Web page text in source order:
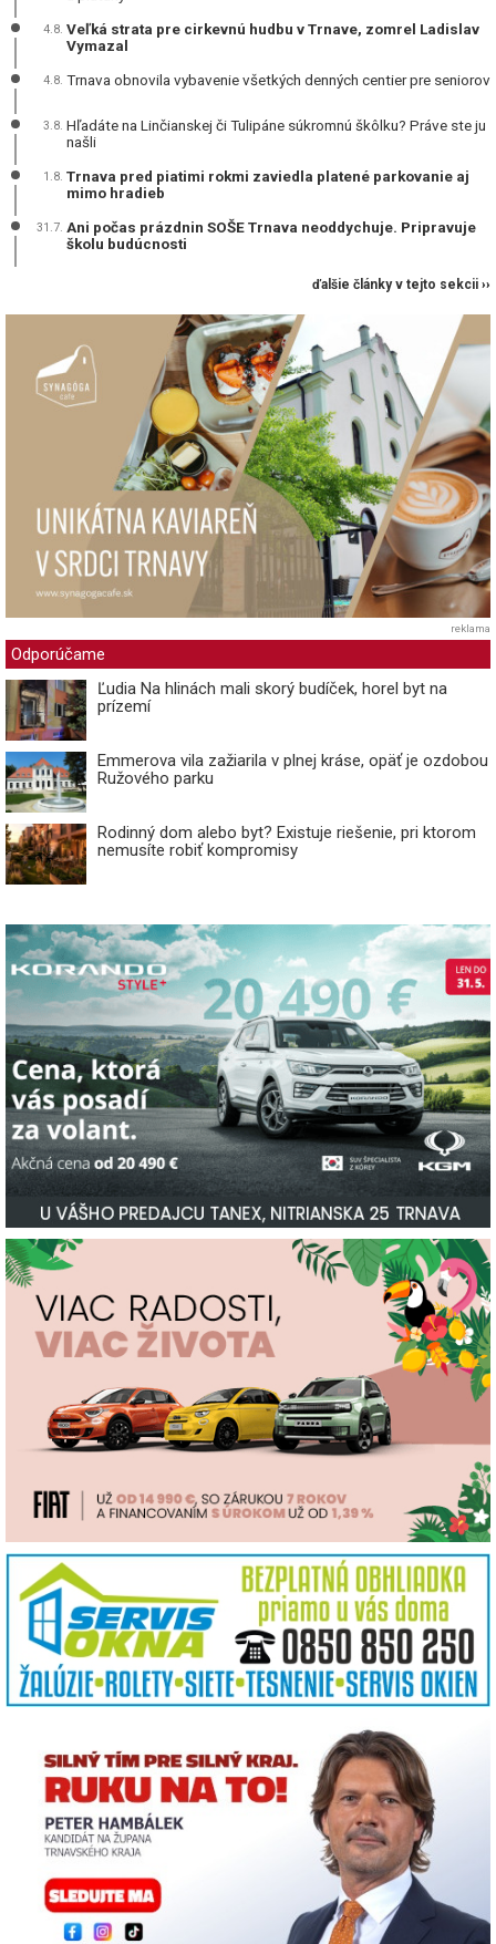
4.8. Veľká strata pre cirkevnú hudbu v Trnave, zomrel Ladislav
Vymazal
4.8. Trnava obnovila vybavenie všetkých denných centier pre seniorov
3.8. Hľadáte na Linčianskej či Tulipáne súkromnú škôlku? Práve ste ju
našli
1.8. Trnava pred piatimi rokmi zaviedla platené parkovanie aj
mimo hradieb
31.7. Ani počas prázdnin SOŠE Trnava neoddychuje. Pripravuje
školu budúcnosti
ďalšie články v tejto sekcii ››
reklama
Odporúčame
Ľudia Na hlinách mali skorý budíček, horel byt na
prízemí
Emmerova vila zažiarila v plnej kráse, opäť je ozdobou
Ružového parku
Rodinný dom alebo byt? Existuje riešenie, pri ktorom
nemusíte robiť kompromisy